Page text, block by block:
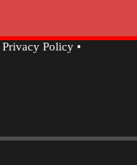
Privacy Policy•